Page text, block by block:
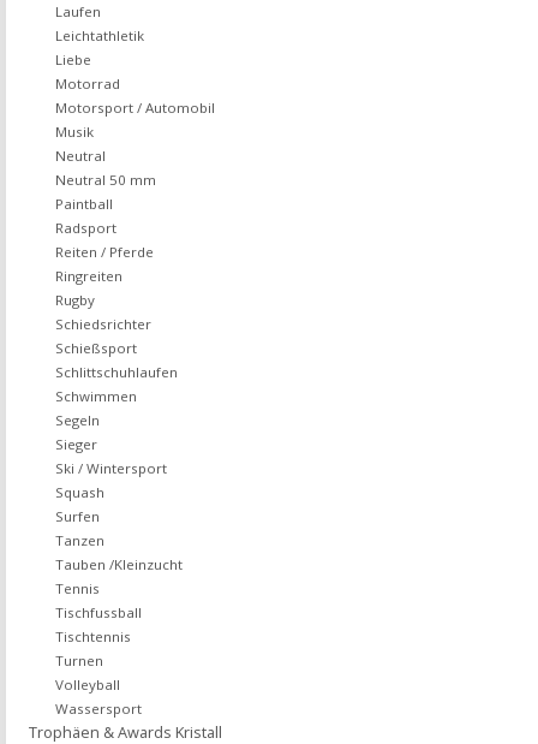
Laufen
Leichtathletik
Liebe
Motorrad
Motorsport / Automobil
Musik
Neutral
Neutral 50 mm
Paintball
Radsport
Reiten / Pferde
Ringreiten
Rugby
Schiedsrichter
Schießsport
Schlittschuhlaufen
Schwimmen
Segeln
Sieger
Ski / Wintersport
Squash
Surfen
Tanzen
Tauben /Kleinzucht
Tennis
Tischfussball
Tischtennis
Turnen
Volleyball
Wassersport
Trophäen & Awards Kristall